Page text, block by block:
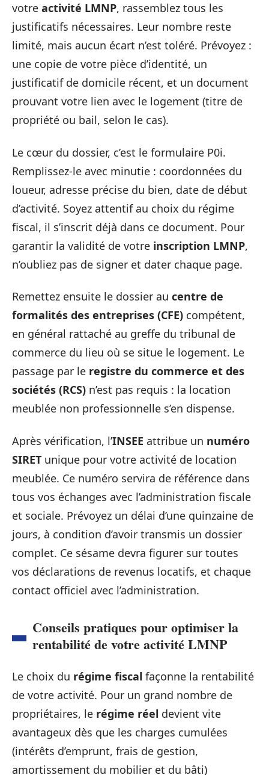
votre activité LMNP, rassemblez tous les
justificatifs nécessaires. Leur nombre reste
limité, mais aucun écart n’est toléré. Prévoyez :
une copie de votre pièce d’identité, un
justificatif de domicile récent, et un document
prouvant votre lien avec le logement (titre de
propriété ou bail, selon le cas).
Le cœur du dossier, c’est le formulaire P0i.
Remplissez-le avec minutie : coordonnées du
loueur, adresse précise du bien, date de début
d’activité. Soyez attentif au choix du régime
fiscal, il s’inscrit déjà dans ce document. Pour
garantir la validité de votre inscription LMNP,
n’oubliez pas de signer et dater chaque page.
Remettez ensuite le dossier au centre de
formalités des entreprises (CFE) compétent,
en général rattaché au greffe du tribunal de
commerce du lieu où se situe le logement. Le
passage par le registre du commerce et des
sociétés (RCS) n’est pas requis : la location
meublée non professionnelle s’en dispense.
Après vérification, l’INSEE attribue un numéro
SIRET unique pour votre activité de location
meublée. Ce numéro servira de référence dans
tous vos échanges avec l’administration fiscale
et sociale. Prévoyez un délai d’une quinzaine de
jours, à condition d’avoir transmis un dossier
complet. Ce sésame devra figurer sur toutes
vos déclarations de revenus locatifs, et chaque
contact officiel avec l’administration.
Conseils pratiques pour optimiser la
rentabilité de votre activité LMNP
Le choix du régime fiscal façonne la rentabilité
de votre activité. Pour un grand nombre de
propriétaires, le régime réel devient vite
avantageux dès que les charges cumulées
(intérêts d’emprunt, frais de gestion,
amortissement du mobilier et du bâti)